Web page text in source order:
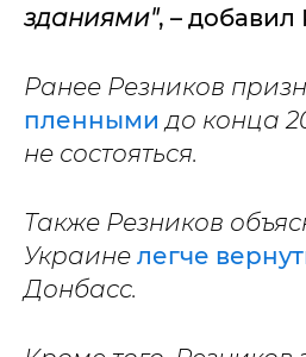
зданиями", – добавил
Ранее Резников
пленнымидо конца
не состояться.
Также Резников
Украине легче
Донбасс.